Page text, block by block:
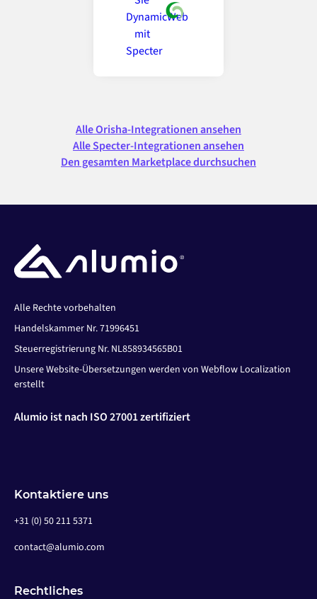
Alle Orisha-Integrationen ansehen
Alle Specter-Integrationen ansehen
Den gesamten Marketplace durchsuchen
Alle Rechte vorbehalten
Handelskammer Nr. 71996451
Steuerregistrierung Nr. NL858934565B01
Unsere Website-Übersetzungen werden von Webflow Localization
erstellt
Alumio ist nach ISO 27001 zertifiziert
Kontaktiere uns
+31 (0) 50 211 5371
contact@alumio.com
Rechtliches